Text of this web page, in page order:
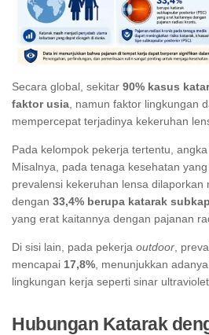
Secara global, sekitar 90% kasus
faktor usia , namun faktor lingkungan
mempercepat terjadinya kekeruhan
Pada kelompok pekerja tertentu,
Misalnya, pada tenaga kesehatan
prevalensi kekeruhan lensa dilaporkan
dengan 33,4% berupa katarak
yang erat kaitannya dengan pajanan
Di sisi lain, pada pekerja outdoor ,
mencapai 17,8% , menunjukkan
lingkungan kerja seperti sinar ultraviolet.
Hubungan Katarak